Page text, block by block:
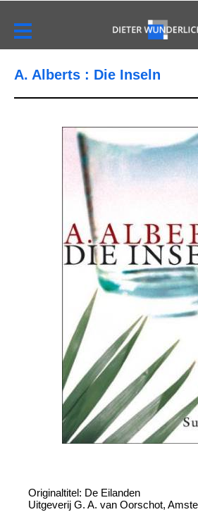
A. Alberts : Die Inseln
Originaltitel: De Eilanden
Uitgeverij G. A. van Oorschot,